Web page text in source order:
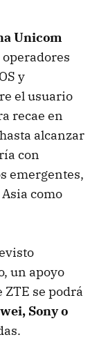
Unicom
y
el usuario
recae en
alcanzar
con
emergentes,
como
un apoyo
ZTE se podrá
Sony o